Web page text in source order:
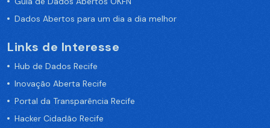
Dados Abertos para um dia a dia melhor
Links de Interesse
Hub de Dados Recife
Inovação Aberta Recife
Portal da Transparência Recife
Hacker Cidadão Recife